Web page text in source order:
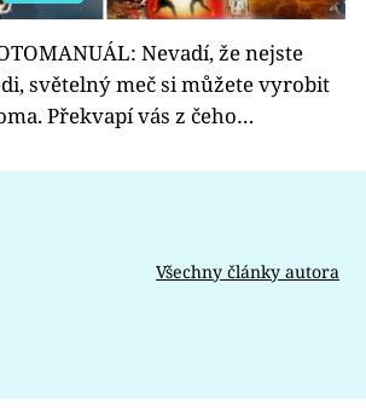
Nevadí, že nejste
světelný meč si můžete vyrobit
Překvapí vás z čeho…
Všechny články autora